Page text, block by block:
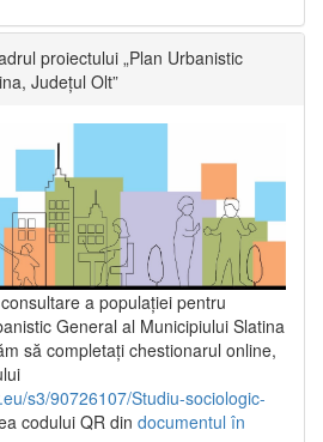
proiectului „Plan Urbanistic
Județul Olt”
a populaţiei pentru
General al Municipiului Slatina
să completați chestionarul online,
s3/90726107/Studiu-sociologic-
codului QR din documentul în